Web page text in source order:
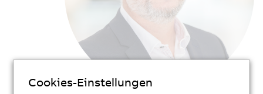
Cookies-Einstellungen